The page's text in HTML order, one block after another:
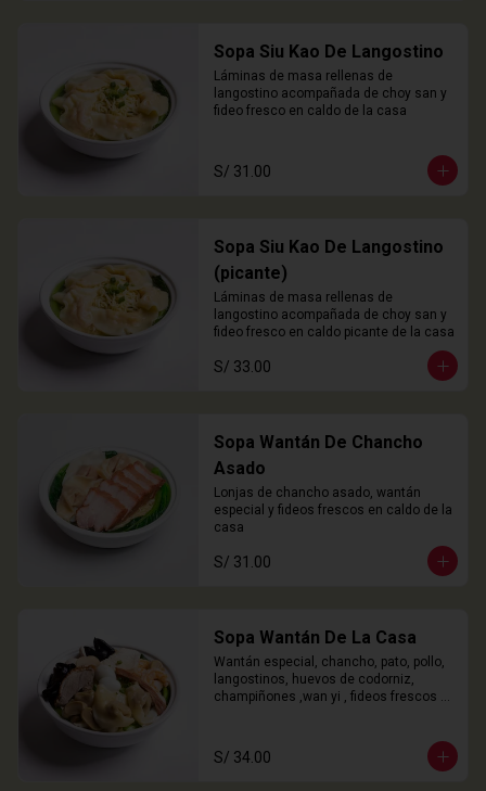
Sopa Siu Kao De Langostino
Láminas de masa rellenas de
langostino acompañada de choy san y
fideo fresco en caldo de la casa
S/ 31.00
Sopa Siu Kao De Langostino
(picante)
Láminas de masa rellenas de
langostino acompañada de choy san y
fideo fresco en caldo picante de la casa
S/ 33.00
Sopa Wantán De Chancho
Asado
Lonjas de chancho asado, wantán
especial y fideos frescos en caldo de la
casa
S/ 31.00
Sopa Wantán De La Casa
Wantán especial, chancho, pato, pollo,
langostinos, huevos de codorniz,
champiñones ,wan yi , fideos frescos
S/ 34.00